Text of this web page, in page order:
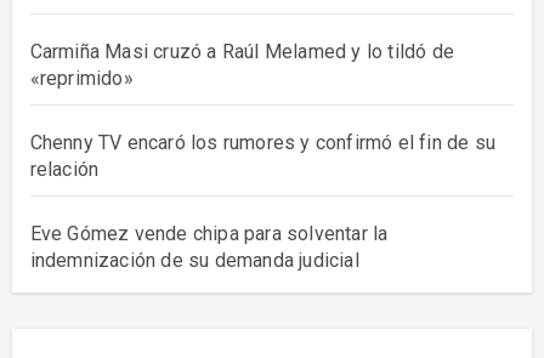
Carmiña Masi cruzó a Raúl Melamed y lo tildó de
«reprimido»
Chenny TV encaró los rumores y confirmó el fin de su
relación
Eve Gómez vende chipa para solventar la
indemnización de su demanda judicial